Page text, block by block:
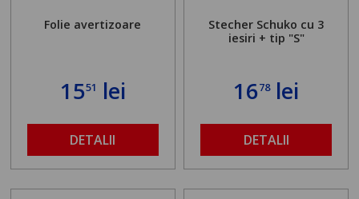
Folie avertizoare
1551 lei
DETALII
Stecher Schuko cu 3
iesiri + tip "S"
1678lei
DETALII